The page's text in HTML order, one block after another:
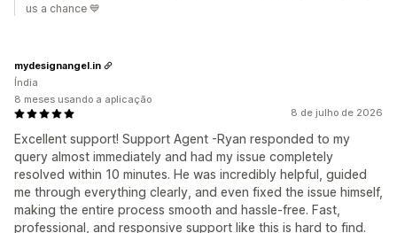
us a chance 💙
8 de julho de 2026
Excellent support! Support Agent -Ryan responded to my
query almost immediately and had my issue completely
resolved within 10 minutes. He was incredibly helpful, guided
me through everything clearly, and even fixed the issue himself,
making the entire process smooth and hassle-free. Fast,
professional, and responsive support like this is hard to find.
mydesignangel.in
Índia
8 meses usando a aplicação